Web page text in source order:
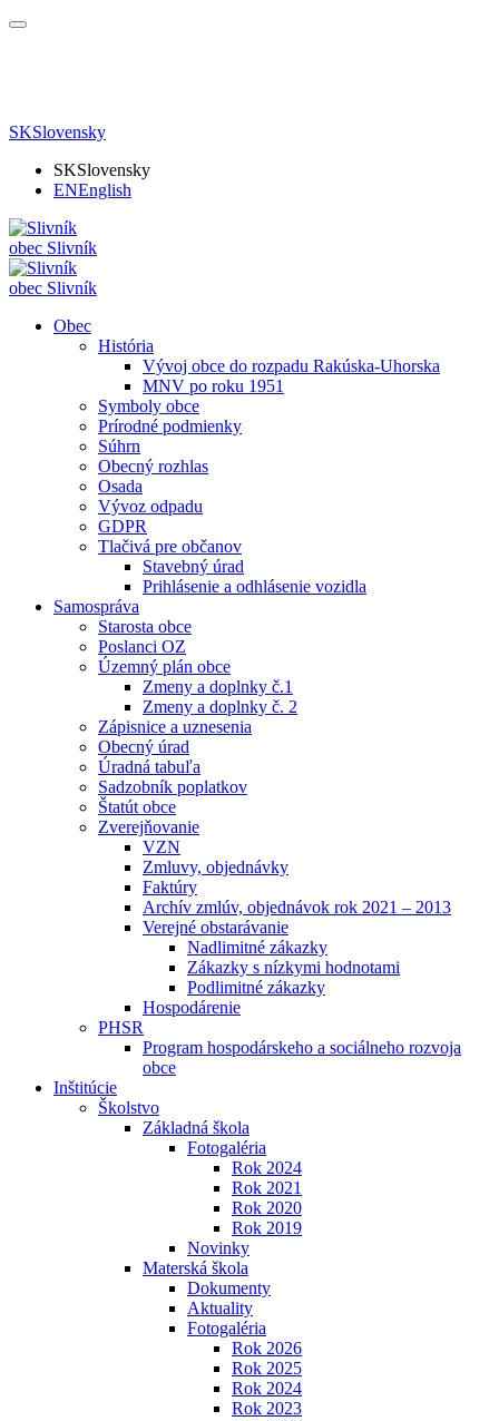
SKSlovensky
SKSlovensky
ENEnglish
obec Slivník
obec Slivník
Obec
História
Vývoj obce do rozpadu Rakúska-Uhorska
MNV po roku 1951
Symboly obce
Prírodné podmienky
Súhrn
Obecný rozhlas
Osada
Vývoz odpadu
GDPR
Tlačivá pre občanov
Stavebný úrad
Prihlásenie a odhlásenie vozidla
Samospráva
Starosta obce
Poslanci OZ
Územný plán obce
Zmeny a doplnky č.1
Zmeny a doplnky č. 2
Zápisnice a uznesenia
Obecný úrad
Úradná tabuľa
Sadzobník poplatkov
Štatút obce
Zverejňovanie
VZN
Zmluvy, objednávky
Faktúry
Archív zmlúv, objednávok rok 2021 – 2013
Verejné obstarávanie
Nadlimitné zákazky
Zákazky s nízkymi hodnotami
Podlimitné zákazky
Hospodárenie
PHSR
Program hospodárskeho a sociálneho rozvoja
obce
Inštitúcie
Školstvo
Základná škola
Fotogaléria
Rok 2024
Rok 2021
Rok 2020
Rok 2019
Novinky
Materská škola
Dokumenty
Aktuality
Fotogaléria
Rok 2026
Rok 2025
Rok 2024
Rok 2023